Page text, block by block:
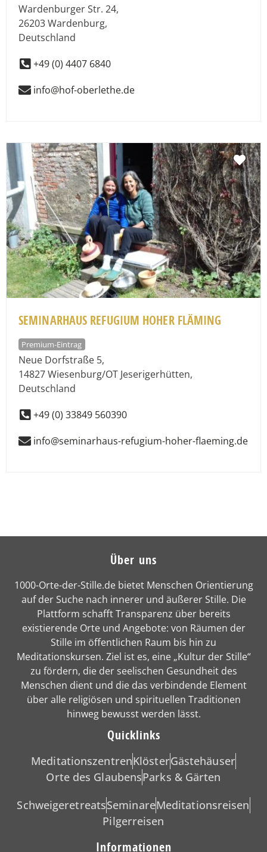
Wardenburger Str. 24,
26203Wardenburg,
Deutschland
+49 (0) 4407 6840
info@hof-oberlethe.de
SEMINARHAUS REFUGIUM HOHER FLÄMING
Premium-Eintrag
Neue Dorfstraße 5,
14827Wiesenburg/OT Jeserigerhütten,
Deutschland
+49 (0) 33849 560390
info@seminarhaus-refugium-hoher-flaeming.de
Über uns
1000-Orte-der-Stille.de bietet Menschen Orientierung
auf der Suche nach innerer und äußerer Stille. Die
Plattform schafft Transparenz über bereits
existierende Orte und Angebote: von Räumen der
Stille im öffentlichen Raum bis hin zu
Meditationskursen. Ziel ist es, eine „Kultur der Stille“
zu fördern, die der seelischen Gesundheit des
Menschen dient und die das verbindende Element
über alle religiösen und spirituellen Traditionen
hinweg bewusst werden lässt.
Quicklinks
MeditationszentrenKlösterGästehäuser
Orte des GlaubensParks & Gärten
SchweigeretreatsSeminareMeditationsreisen
Pilgerreisen
Informationen